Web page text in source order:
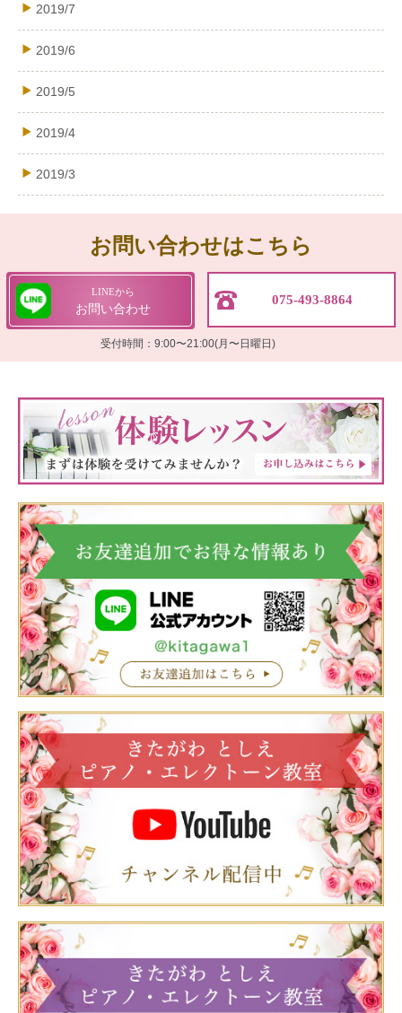
2019/7
2019/6
2019/5
2019/4
2019/3
お問い合わせはこちら
LINEから
お問い合わせ
075-493-8864
受付時間：9:00〜21:00(月〜日曜日)